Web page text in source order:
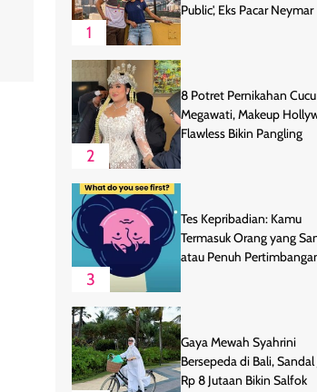
1
Public', Eks Pacar Neymar
2
8 Potret Pernikahan Cucu
Megawati, Makeup
Flawless Bikin Pangling
3
Tes Kepribadian: Kamu
Termasuk Orang yang
atau Penuh
Gaya Mewah Syahrini
Bersepeda di Bali,
Rp 8 Jutaan Bikin Salfok